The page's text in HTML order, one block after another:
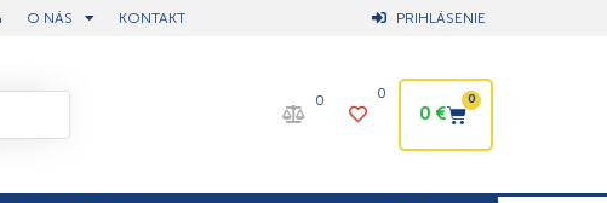
O NÁS KONTAKT PRIHLÁSENIE
0 0
0€
0